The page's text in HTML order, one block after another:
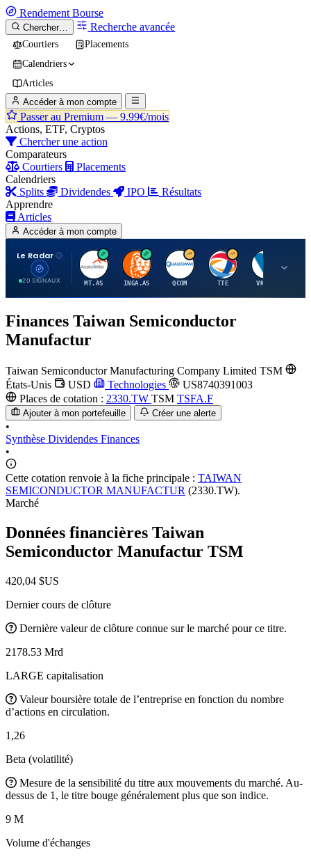
Rendement Bourse
Chercher… Recherche avancée
Courtiers
Placements
Calendriers
Articles
Accéder à mon compte
Passer au Premium — 9.99€/mois
Actions, ETF, Cryptos
Chercher une action
Comparateurs
Courtiers
Placements
Calendriers
Splits
Dividendes IPO
Résultats
Apprendre
Articles
Accéder à mon compte
Le Radar
20 SIGNAUX
A
MT.AS
I
INGA.AS
Q
QCOM
T
TTE VK.PA
Finances Taiwan Semiconductor
Manufactur
Taiwan Semiconductor Manufacturing Company Limited TSM
États-Unis
USD Technologies
US8740391003
Places de cotation : 2330.TW TSM TSFA.F
Ajouter à mon portefeuille Créer une alerte
•
Synthèse Dividendes Finances
•
Cette cotation renvoie à la fiche principale : TAIWAN
SEMICONDUCTOR MANUFACTUR (2330.TW).
Marché
Données financières Taiwan
Semiconductor Manufactur TSM
420,04 $US
Dernier cours de clôture
Dernière valeur de clôture connue sur le marché pour ce titre.
2178.53 Mrd
LARGE capitalisation
Valeur boursière totale de l’entreprise en fonction du nombre
d’actions en circulation.
1,26
Beta (volatilité)
Mesure de la sensibilité du titre aux mouvements du marché. Au-
dessus de 1, le titre bouge généralement plus que son indice.
9 M
Volume d'échanges